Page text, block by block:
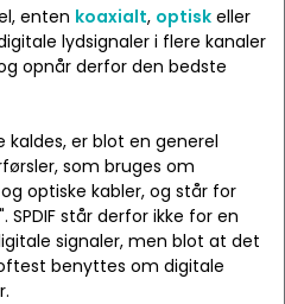
enten koaxialt, optisk eller
lydsignaler i flere kanaler
opnår derfor den bedste
kaldes, er blot en generel
som bruges om
optiske kabler, og står for
SPDIF står derfor ikke for en
signaler, men blot at det
benyttes om digitale